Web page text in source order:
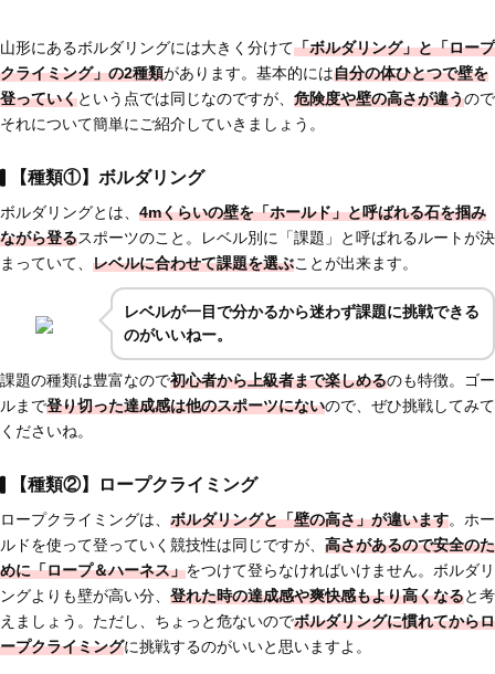
山形にあるボルダリングには大きく分けて「ボルダリング」と「ロープ
クライミング」の2種類があります。基本的には自分の体ひとつで壁を
登っていくという点では同じなのですが、 危険度や壁の高さが違うので
それについて簡単にご紹介していきましょう。
【種類①】ボルダリング
ボルダリングとは、 4mくらいの壁を「ホールド」と呼ばれる石を掴み
ながら登るスポーツのこと。レベル別に「課題」と呼ばれるルートが決
まっていて、 レベルに合わせて課題を選ぶことが出来ます。
レベルが一目で分かるから迷わず課題に挑戦できる
のがいいねー。
課題の種類は豊富なので初心者から上級者まで楽しめるのも特徴。ゴー
ルまで登り切った達成感は他のスポーツにないので、ぜひ挑戦してみて
くださいね。
【種類②】ロープクライミング
ロープクライミングは、 ボルダリングと「壁の高さ」が違います。ホー
ルドを使って登っていく競技性は同じですが、 高さがあるので安全のた
めに「ロープ＆ハーネス」をつけて登らなければいけません。ボルダリ
ングよりも壁が高い分、 登れた時の達成感や爽快感もより高くなると考
えましょう。ただし、ちょっと危ないのでボルダリングに慣れてからロ
ープクライミングに挑戦するのがいいと思いますよ。